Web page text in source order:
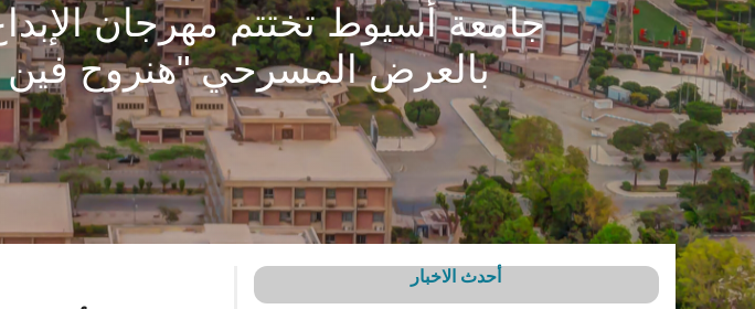
جامعة أسيوط تختتم مهرجان
بالعرض المسرحي "هنروح فين يا
أحدث الاخبار